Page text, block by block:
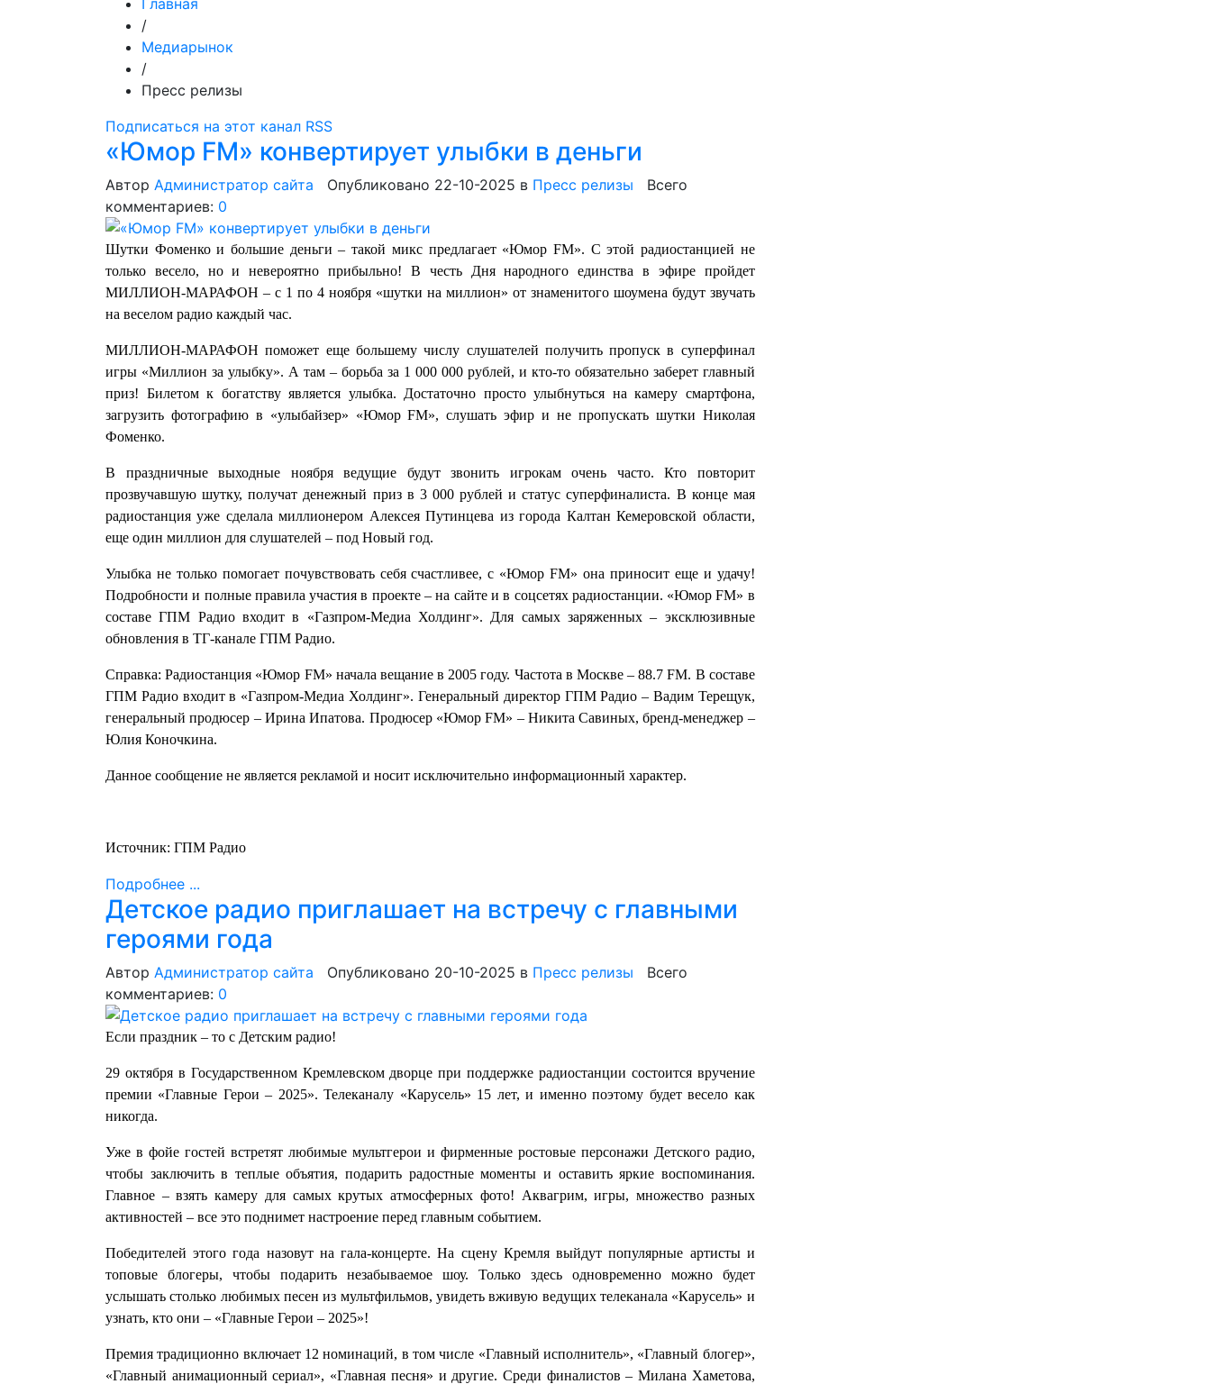
Главная
/
Медиарынок
/
Пресс релизы
Подписаться на этот канал RSS
«Юмор FM» конвертирует улыбки в деньги
Автор Администратор сайта Опубликовано 22-10-2025 в Пресс релизы Всего
комментариев: 0
Шутки Фоменко и большие деньги – такой микс предлагает «Юмор FM». С этой радиостанцией не
только весело, но и невероятно прибыльно! В честь Дня народного единства в эфире пройдет
МИЛЛИОН-МАРАФОН – с 1 по 4 ноября «шутки на миллион» от знаменитого шоумена будут звучать
на веселом радио каждый час.
МИЛЛИОН-МАРАФОН поможет еще большему числу слушателей получить пропуск в суперфинал
игры «Миллион за улыбку». А там – борьба за 1 000 000 рублей, и кто-то обязательно заберет главный
приз! Билетом к богатству является улыбка. Достаточно просто улыбнуться на камеру смартфона,
загрузить фотографию в «улыбайзер» «Юмор FM», слушать эфир и не пропускать шутки Николая
Фоменко.
В праздничные выходные ноября ведущие будут звонить игрокам очень часто. Кто повторит
прозвучавшую шутку, получат денежный приз в 3 000 рублей и статус суперфиналиста. В конце мая
радиостанция уже сделала миллионером Алексея Путинцева из города Калтан Кемеровской области,
еще один миллион для слушателей – под Новый год.
Улыбка не только помогает почувствовать себя счастливее, с «Юмор FM» она приносит еще и удачу!
Подробности и полные правила участия в проекте – на сайте и в соцсетях радиостанции. «Юмор FM» в
составе ГПМ Радио входит в «Газпром-Медиа Холдинг». Для самых заряженных – эксклюзивные
обновления в ТГ-канале ГПМ Радио.
Справка: Радиостанция «Юмор FM» начала вещание в 2005 году. Частота в Москве – 88.7 FM. В составе
ГПМ Радио входит в «Газпром-Медиа Холдинг». Генеральный директор ГПМ Радио – Вадим Терещук,
генеральный продюсер – Ирина Ипатова. Продюсер «Юмор FM» – Никита Савиных, бренд-менеджер –
Юлия Коночкина.
Данное сообщение не является рекламой и носит исключительно информационный характер.
Источник: ГПМ Радио
Подробнее ...
Детское радио приглашает на встречу с главными
героями года
Автор Администратор сайта Опубликовано 20-10-2025 в Пресс релизы Всего
комментариев: 0
Если праздник – то с Детским радио!
29 октября в Государственном Кремлевском дворце при поддержке радиостанции состоится вручение
премии «Главные Герои – 2025». Телеканалу «Карусель» 15 лет, и именно поэтому будет весело как
никогда.
Уже в фойе гостей встретят любимые мультгерои и фирменные ростовые персонажи Детского радио,
чтобы заключить в теплые объятия, подарить радостные моменты и оставить яркие воспоминания.
Главное – взять камеру для самых крутых атмосферных фото! Аквагрим, игры, множество разных
активностей – все это поднимет настроение перед главным событием.
Победителей этого года назовут на гала-концерте. На сцену Кремля выйдут популярные артисты и
топовые блогеры, чтобы подарить незабываемое шоу. Только здесь одновременно можно будет
услышать столько любимых песен из мультфильмов, увидеть вживую ведущих телеканала «Карусель» и
узнать, кто они – «Главные Герои – 2025»!
Премия традиционно включает 12 номинаций, в том числе «Главный исполнитель», «Главный блогер»,
«Главный анимационный сериал», «Главная песня» и другие. Среди финалистов – Милана Хаметова,